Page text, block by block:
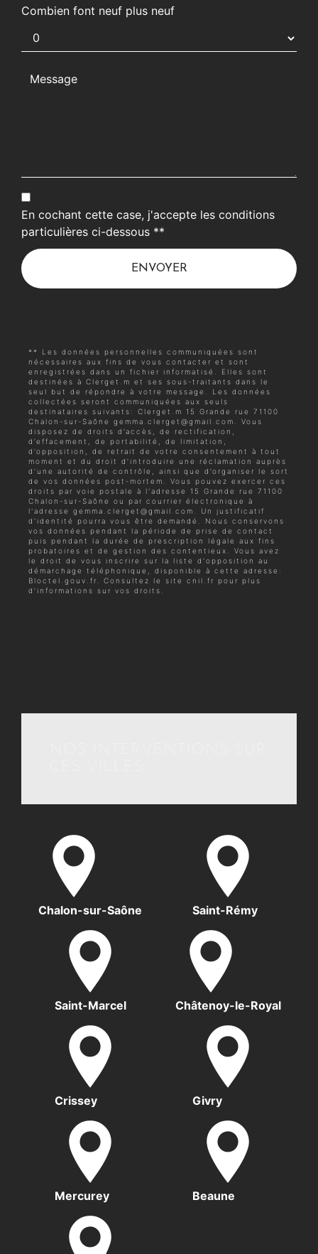
Combien font neuf plus neuf
En cochant cette case, j'accepte les conditions
particulières ci-dessous **
ENVOYER
** Les données personnelles communiquées sont
nécessaires aux fins de vous contacter et sont
enregistrées dans un fichier informatisé. Elles sont
destinées à Clerget.m et ses sous-traitants dans le
seul but de répondre à votre message. Les données
collectées seront communiquées aux seuls
destinataires suivants: Clerget.m 15 Grande rue 71100
Chalon-sur-Saône gemma.clerget@gmail.com. Vous
disposez de droits d’accès, de rectification,
d’effacement, de portabilité, de limitation,
d’opposition, de retrait de votre consentement à tout
moment et du droit d’introduire une réclamation auprès
d’une autorité de contrôle, ainsi que d’organiser le sort
de vos données post-mortem. Vous pouvez exercer ces
droits par voie postale à l'adresse 15 Grande rue 71100
Chalon-sur-Saône ou par courrier électronique à
l'adresse gemma.clerget@gmail.com. Un justificatif
d'identité pourra vous être demandé. Nous conservons
vos données pendant la période de prise de contact
puis pendant la durée de prescription légale aux fins
probatoires et de gestion des contentieux. Vous avez
le droit de vous inscrire sur la liste d'opposition au
démarchage téléphonique, disponible à cette adresse:
Bloctel.gouv.fr . Consultez le site cnil.fr pour plus
d’informations sur vos droits.
Chalon-sur-Saône Saint-Rémy
Saint-Marcel Châtenoy-le-Royal
Crissey Givry
Mercurey Beaune